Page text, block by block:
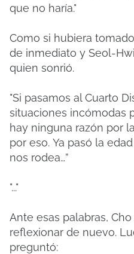
que no haría."
Como si hubiera
de inmediato y Seol-
quien sonrió.
"Si pasamos al Cuarto
situaciones incómodas
hay ninguna razón por
por eso. Ya pasó la
nos rodea…”
"..."
Ante esas palabras,
reflexionar de nuevo.
preguntó: